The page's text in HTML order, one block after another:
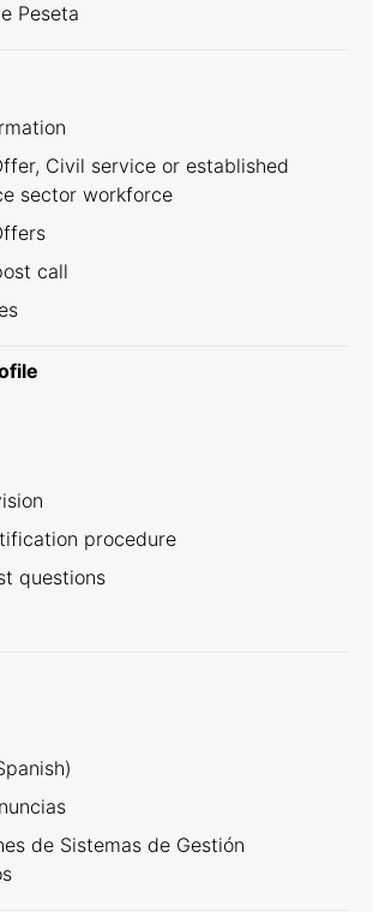
Peseta
Civil service or established
sector workforce
call
procedure
questions
de Sistemas de Gestión